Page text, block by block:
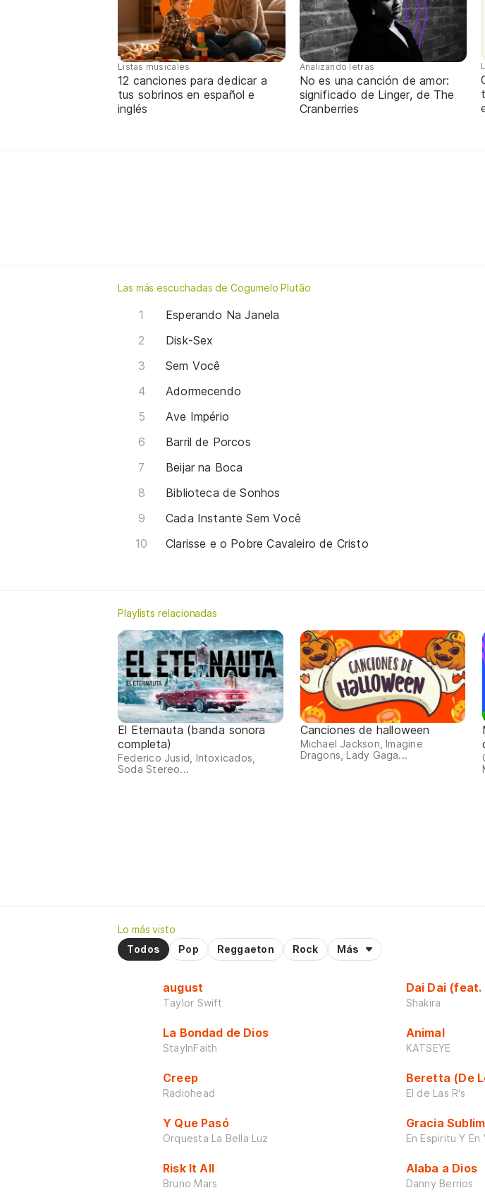
Listas musicales
12 canciones para dedicar a
tus sobrinos en español e
inglés
Analizando letras
No es una canción de amor:
significado de Linger, de The
Cranberries
Las más escuchadas de Cogumelo Plutão
Esperando Na Janela
Disk-Sex
Sem Você
Adormecendo
Ave Império
Barril de Porcos
Beijar na Boca
Biblioteca de Sonhos
Cada Instante Sem Você
Clarisse e o Pobre Cavaleiro de Cristo
Playlists relacionadas
El Eternauta (banda sonora
completa)
Federico Jusid, Intoxicados,
Soda Stereo...
Canciones de halloween
Michael Jackson, Imagine
Dragons, Lady Gaga...
Lo más visto
Todos
Pop Reggaeton Rock Más
august
Taylor Swift
La Bondad de Dios
StayInFaith
Creep
Radiohead
Y Que Pasó
Orquesta La Bella Luz
Risk It All
Bruno Mars
Dai Dai (feat.
Shakira
Animal
KATSEYE
Beretta (De
El de Las R's
Gracia
En Espiritu Y En
Alaba a Dios
Danny Berrios